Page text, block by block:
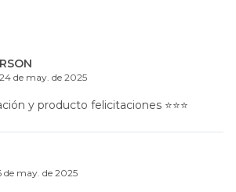
de may. de 2025
y producto felicitaciones ⭐️⭐️⭐️
de may. de 2025